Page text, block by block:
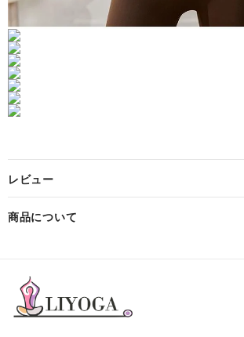
レビュー
商品について